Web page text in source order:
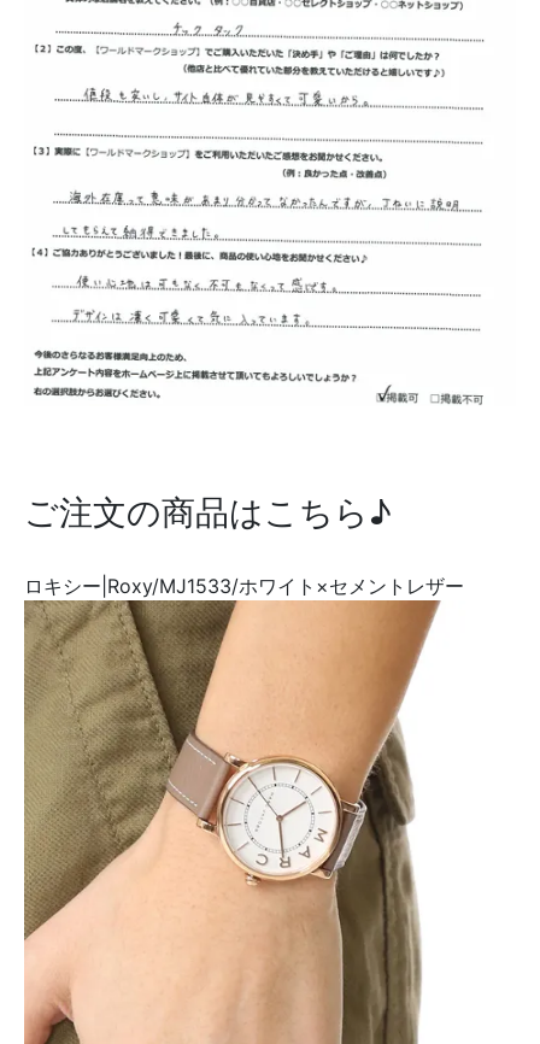
ご注文の商品はこちら♪
ロキシー|Roxy/MJ1533/ホワイト×セメントレザー